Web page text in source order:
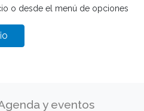
o desde el menú de opciones
y eventos